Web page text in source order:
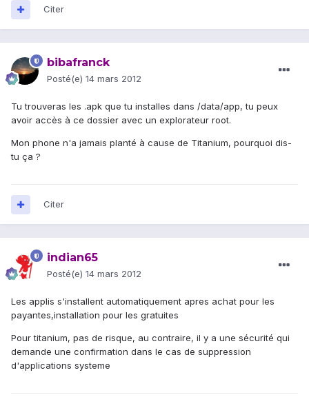
Citer
bibafranck
Posté(e) 14 mars 2012
Tu trouveras les .apk que tu installes dans /data/app, tu peux
avoir accès à ce dossier avec un explorateur root.
Mon phone n'a jamais planté à cause de Titanium, pourquoi dis-
tu ça ?
Citer
indian65
Posté(e) 14 mars 2012
Les applis s'installent automatiquement apres achat pour les
payantes,installation pour les gratuites
Pour titanium, pas de risque, au contraire, il y a une sécurité qui
demande une confirmation dans le cas de suppression
d'applications systeme